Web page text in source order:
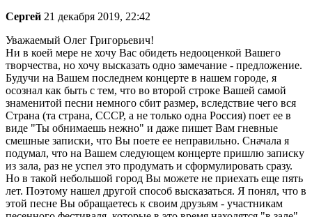
Сергей 21 декабря 2019, 22:42
Уважаемый Олег Григорьевич!
Ни в коей мере не хочу Вас обидеть недооценкой Вашего
творчества, но хочу высказать одно замечание - предложение.
Будучи на Вашем последнем концерте в нашем городе, я
осознал как быть с тем, что во второй строке Вашей самой
знаменитой песни немного сбит размер, вследствие чего вся
Страна (та страна, СССР, а не только одна Россия) поет ее в
виде "Ты обнимаешь нежно" и даже пишет Вам гневные
смешные записки, что Вы поете ее неправильно. Сначала я
подумал, что на Вашем следующем концерте пришлю записку
из зала, раз не успел это продумать и сформулировать сразу.
Но в такой небольшой город Вы можете не приехать еще пять
лет. Поэтому нашел другой способ высказаться. Я понял, что в
этой песне Вы обращаетесь к своим друзьям - участникам